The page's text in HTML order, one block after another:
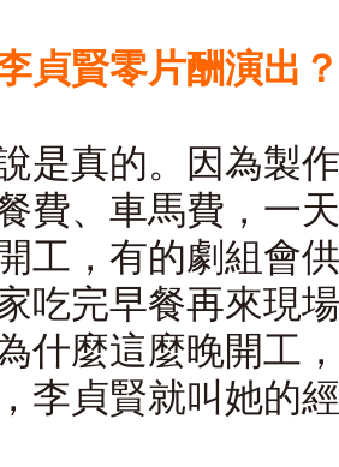
貞賢零片酬演出？
是真的。因為製
費、車馬費，一
工，有的劇組會
吃完早餐再來現
什麼這麼晚開工
李貞賢就叫她的